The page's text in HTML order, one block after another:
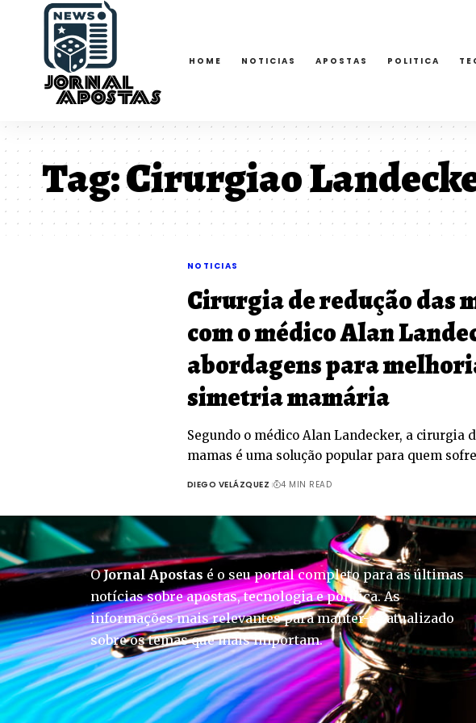
HOME NOTICIAS APOSTAS POLITICA
Tag:Cirurgiao
NOTICIAS
Cirurgia de redução das
com o médico Alan
abordagens para
simetria mamária
Segundo o médico Alan Landecker, a cirurgia
mamas é uma solução popular para quem
DIEGO VELÁZQUEZ 4 MIN READ
OJornal Apostas é o seu portal completo para as últimas
notícias sobre apostas, tecnologia e política. As
informações mais relevantes para manter-se atualizado
sobre os temas que mais importam.